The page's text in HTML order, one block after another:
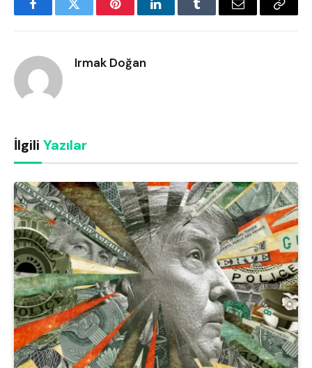
FacebookTwitter PinterestLinkedInTumblr Email
Copy
Irmak Doğan
İlgili Yazılar